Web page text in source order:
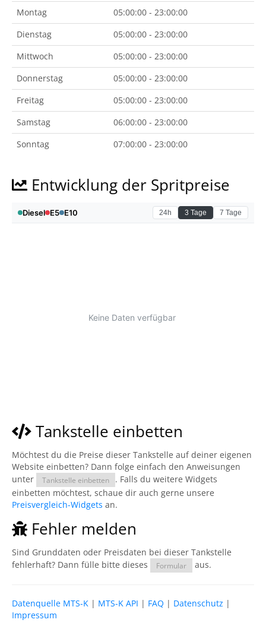
Montag
05:00:00 - 23:00:00
Dienstag
05:00:00 - 23:00:00
Mittwoch
05:00:00 - 23:00:00
Donnerstag
05:00:00 - 23:00:00
Freitag
05:00:00 - 23:00:00
Samstag
06:00:00 - 23:00:00
Sonntag
07:00:00 - 23:00:00
Entwicklung der Spritpreise
Tankstelle einbetten
Möchtest du die Preise dieser Tankstelle auf deiner eigenen
Website einbetten? Dann folge einfach den Anweisungen
unter
Tankstelle einbetten
. Falls du weitere Widgets
einbetten möchtest, schaue dir auch gerne unsere
Preisvergleich-Widgets an.
Fehler melden
Sind Grunddaten oder Preisdaten bei dieser Tankstelle
fehlerhaft? Dann fülle bitte dieses
Formular aus.
Datenquelle MTS-K | MTS-K API | FAQ | Datenschutz |
Impressum